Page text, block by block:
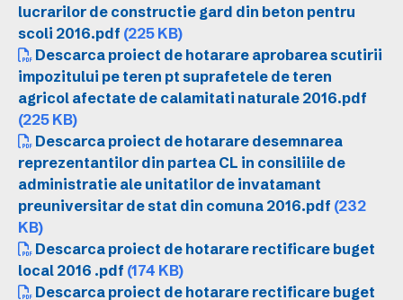
lucrarilor de constructie gard din beton pentru
scoli 2016.pdf (225 KB)
Descarca proiect de hotarare aprobarea scutirii
impozitului pe teren pt suprafetele de teren
agricol afectate de calamitati naturale 2016.pdf
(225 KB)
Descarca proiect de hotarare desemnarea
reprezentantilor din partea CL in consiliile de
administratie ale unitatilor de invatamant
preuniversitar de stat din comuna 2016.pdf (232
KB)
Descarca proiect de hotarare rectificare buget
local 2016 .pdf (174 KB)
Descarca proiect de hotarare rectificare buget